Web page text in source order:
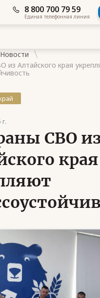
8 800 700 79 59
Единая телефонная линия
Новости
из Алтайского края
СВО
края
Ассоциации
в субъектах России
помощь
меры поддержки